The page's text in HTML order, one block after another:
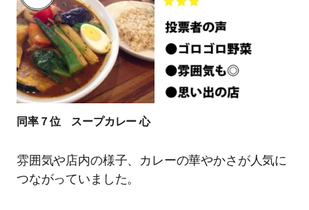
同率７位 スープカレー 心
雰囲気や店内の様子、カレーの華やかさが人気に
つながっていました。